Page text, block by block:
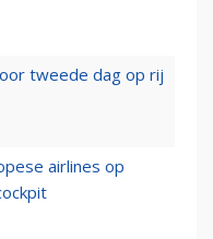
tweede dag op rij
airlines op